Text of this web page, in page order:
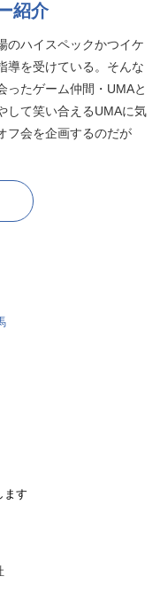
紹介
のハイスペックかつイケ
導を受けている。そんな
ったゲーム仲間・UMAと
して笑い合えるUMAに気
フ会を企画するのだが
馬 ほか
ます